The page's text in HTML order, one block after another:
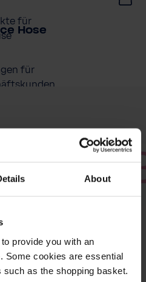
About
provide you with an
Some cookies are essential
as the shopping basket.
für
für
Hose